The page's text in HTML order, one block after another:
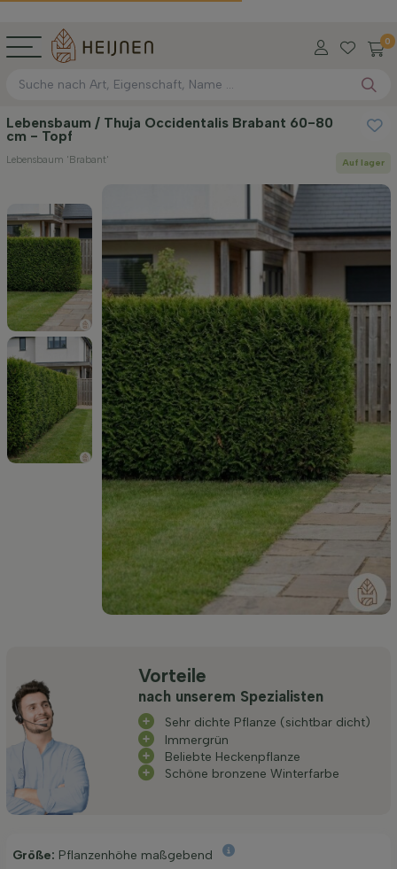
0
Lebensbaum / Thuja Occidentalis Brabant 60-80
cm - Topf
Lebensbaum 'Brabant' Auf lager
Vorteile
nach unserem Spezialisten
Sehr dichte Pflanze (sichtbar dicht)
Immergrün
Beliebte Heckenpflanze
Schöne bronzene Winterfarbe
Größe: Pflanzenhöhe maßgebend